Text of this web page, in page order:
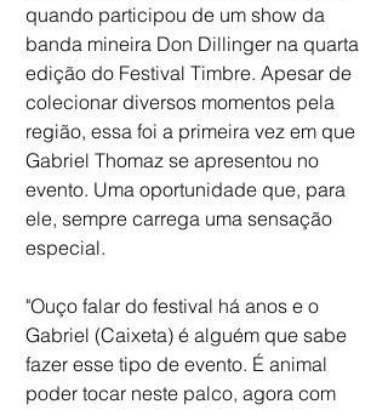
quando participou de um show da
banda mineira Don Dillinger na quarta
edição do Festival Timbre. Apesar de
colecionar diversos momentos pela
região, essa foi a primeira vez em que
Gabriel Thomaz se apresentou no
evento. Uma oportunidade que, para
ele, sempre carrega uma sensação
especial.
"Ouço falar do festival há anos e o
Gabriel (Caixeta) é alguém que sabe
fazer esse tipo de evento. É animal
poder tocar neste palco, agora com